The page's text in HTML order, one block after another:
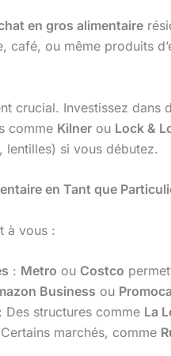
en gros alimentaire
café, ou même produits
crucial. Investissez
comme Kilner ou Lock &
lentilles) si vous débutez.
en Tant que
à vous :
: Metro ou Costco
Business ou
: Des structures comme La
marchés, comme